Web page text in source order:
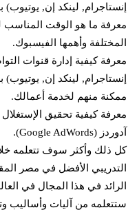
إنستاجرام, لينكد إن,
معرفة ما هو الوقت المناسب
المختلفة وأهمها الفيسبوك.
معرفة كيفية إدارة قنوات
إنستاجرام, لينكد إن,
ممكنة منهم لخدمة أعمالك.
معرفة كيفية تحقيق
آدوردز (Google AdWords).
كل ذلك وأكثر سوف تتعلمه
الرائد في هذا المجال في
ستتعلمه من آليات وأساليب